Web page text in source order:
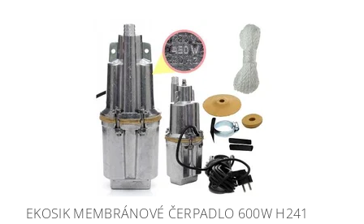
EKOSIK MEMBRÁNOVÉ ČERPADLO 600W H241